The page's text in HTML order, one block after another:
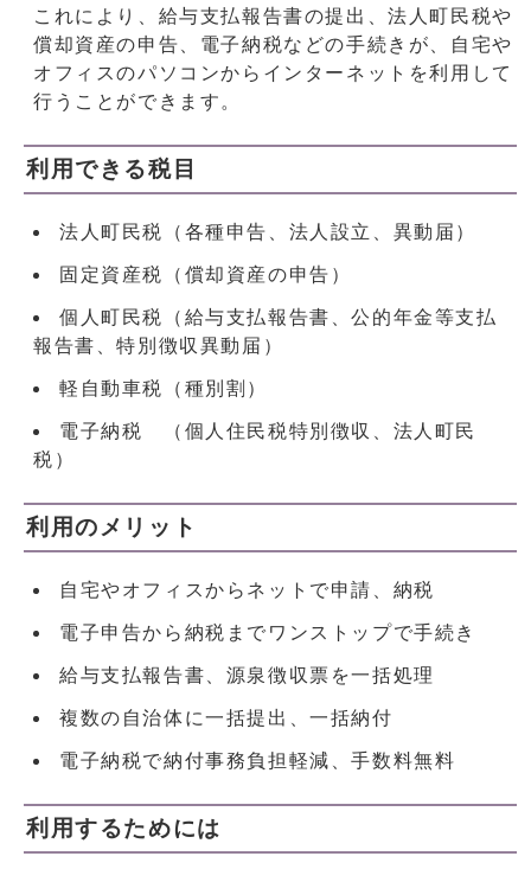
これにより、給与支払報告書の提出、法人町民税や
償却資産の申告、電子納税などの手続きが、自宅や
オフィスのパソコンからインターネットを利用して
行うことができます。
利用できる税目
法人町民税（各種申告、法人設立、異動届）
固定資産税（償却資産の申告）
個人町民税（給与支払報告書、公的年金等支払
報告書、特別徴収異動届）
軽自動車税（種別割）
電子納税 （個人住民税特別徴収、法人町民
税）
利用のメリット
自宅やオフィスからネットで申請、納税
電子申告から納税までワンストップで手続き
給与支払報告書、源泉徴収票を一括処理
複数の自治体に一括提出、一括納付
電子納税で納付事務負担軽減、手数料無料
利用するためには